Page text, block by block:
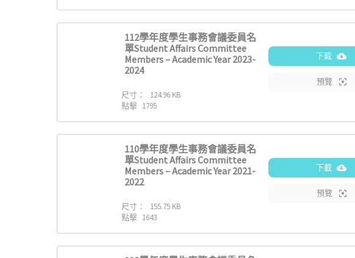
112學年度學生事務會議委員名
單Student Affairs Committee
Members – Academic Year 2023-
2024
尺寸：
124.96 KB
點擊 1795
下載
預覽
110學年度學生事務會議委員名
單Student Affairs Committee
Members – Academic Year 2021-
2022
尺寸：
155.75 KB
點擊 1643
下載
預覽